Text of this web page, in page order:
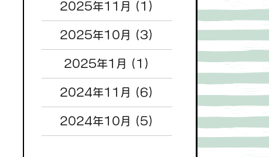
2025年11月 (1)
2025年10月 (3)
2025年1月 (1)
2024年11月 (6)
2024年10月 (5)